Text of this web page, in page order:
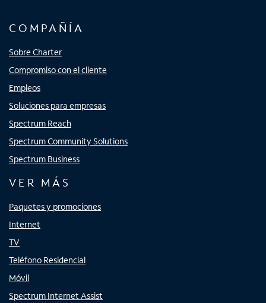
COMPAÑÍA
Sobre Charter
Compromiso con el cliente
Empleos
Soluciones para empresas
Spectrum Reach
Spectrum Community Solutions
Spectrum Business
VER MÁS
Paquetes y promociones
Internet
TV
Teléfono Residencial
Móvil
Spectrum Internet Assist